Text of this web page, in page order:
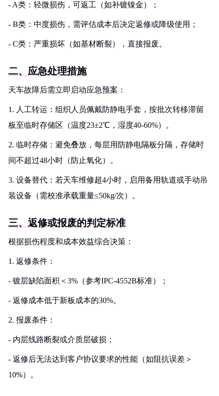
- A类：轻微损伤，可返工（如补镀镍金）；
- B类：中度损伤，需评估成本后决定返修或降级使用；
- C类：严重损坏（如基材断裂），直接报废。
二、应急处理措施
天车故障后需立即启动应急预案：
1. 人工转运：组织人员佩戴防静电手套，按批次转移滞留
板至临时存储区（温度23±2℃，湿度40-60%）。
2. 临时存储：避免叠放，每层用防静电隔板分隔，存储时
间不超过48小时（防止氧化）。
3. 设备替代：若天车维修超4小时，启用备用轨道或手动吊
装设备（需校准承载重量≤50kg/次）。
三、返修或报废的判定标准
根据损伤程度和成本效益综合决策：
1. 返修条件：
- 镀层缺陷面积＜3%（参考IPC-4552B标准）；
- 返修成本低于新板成本的30%。
2. 报废条件：
- 内层线路断裂或介质层破损；
- 返修后无法达到客户协议要求的性能（如阻抗误差＞
10%）。